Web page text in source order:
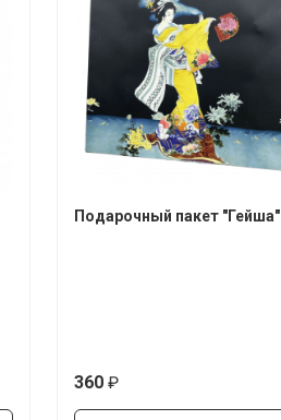
Подарочный пакет "Гейша"
360